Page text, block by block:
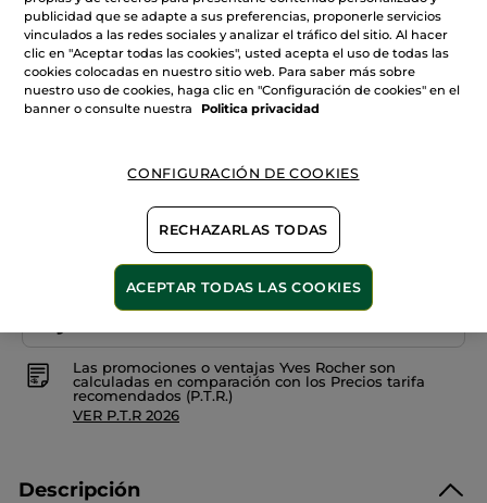
reseñas
Barra
de
labios
Elixir
Satin
12. Rouge camélia
+17
Cantidad
AÑADIR A MI CESTA
Entrega entre 5 a 8 días hábiles
Pago Seguro
Las promociones o ventajas Yves Rocher son
calculadas en comparación con los Precios tarifa
recomendados (P.T.R.)
VER P.T.R 2026
Descripción
publicidad que se adapte a sus preferencias, proponerle servicios
vinculados a las redes sociales y analizar el tráfico del sitio. Al hacer
clic en "Aceptar todas las cookies", usted acepta el uso de todas las
cookies colocadas en nuestro sitio web. Para saber más sobre
nuestro uso de cookies, haga clic en "Configuración de cookies" en el
banner o consulte nuestra
Politica privacidad
CONFIGURACIÓN DE COOKIES
RECHAZARLAS TODAS
ACEPTAR TODAS LAS COOKIES